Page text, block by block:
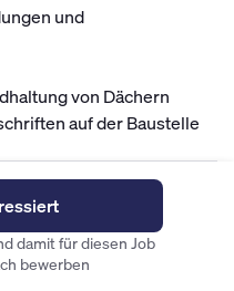
und
von Dächern
auf der Baustelle
damit für diesen Job
bewerben